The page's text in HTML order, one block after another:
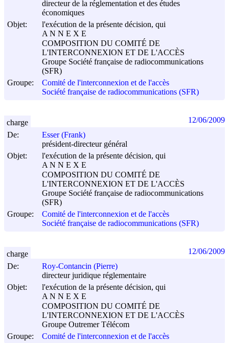
directeur de la réglementation et des études
économiques
Objet:
l'exécution de la présente décision, qui
A N N E X E
COMPOSITION DU COMITÉ DE
L'INTERCONNEXION ET DE L'ACCÈS
Groupe Société française de radiocommunications
(SFR)
Groupe:
Comité de l'interconnexion et de l'accès
Société française de radiocommunications (SFR)
De:
Esser (Frank)
président-directeur général
Objet:
l'exécution de la présente décision, qui
A N N E X E
COMPOSITION DU COMITÉ DE
L'INTERCONNEXION ET DE L'ACCÈS
Groupe Société française de radiocommunications
(SFR)
Groupe:
Comité de l'interconnexion et de l'accès
Société française de radiocommunications (SFR)
charge 12/06/2009
De:
Roy-Contancin (Pierre)
directeur juridique réglementaire
Objet:
l'exécution de la présente décision, qui
A N N E X E
COMPOSITION DU COMITÉ DE
L'INTERCONNEXION ET DE L'ACCÈS
Groupe Outremer Télécom
Groupe:
Comité de l'interconnexion et de l'accès
charge 12/06/2009